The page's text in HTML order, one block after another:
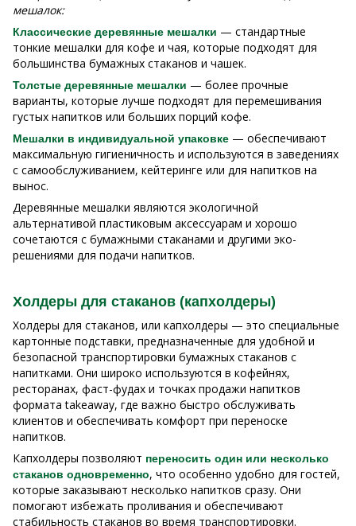
мешалок:
Классические деревянные мешалки — стандартные
тонкие мешалки для кофе и чая, которые подходят для
большинства бумажных стаканов и чашек.
Толстые деревянные мешалки — более прочные
варианты, которые лучше подходят для перемешивания
густых напитков или больших порций кофе.
Мешалки в индивидуальной упаковке — обеспечивают
максимальную гигиеничность и используются в заведениях
с самообслуживанием, кейтеринге или для напитков на
вынос.
Деревянные мешалки являются экологичной
альтернативой пластиковым аксессуарам и хорошо
сочетаются с бумажными стаканами и другими эко-
решениями для подачи напитков.
Холдеры для стаканов (капхолдеры)
Холдеры для стаканов, или капхолдеры — это специальные
картонные подставки, предназначенные для удобной и
безопасной транспортировки бумажных стаканов с
напитками. Они широко используются в кофейнях,
ресторанах, фаст-фудах и точках продажи напитков
формата takeaway, где важно быстро обслуживать
клиентов и обеспечивать комфорт при переноске
напитков.
Капхолдеры позволяют переносить один или несколько
стаканов одновременно, что особенно удобно для гостей,
которые заказывают несколько напитков сразу. Они
помогают избежать проливания и обеспечивают
стабильность стаканов во время транспортировки.